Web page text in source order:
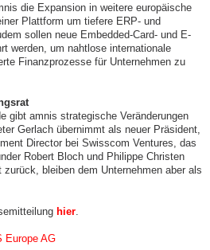
die Expansion in weitere europäische
Plattform um tiefere ERP- und
sollen neue Embedded-Card- und E-
werden, um nahtlose internationale
Finanzprozesse für Unternehmen zu
gibt amnis strategische Veränderungen
Gerlach übernimmt als neuer Präsident,
Director bei Swisscom Ventures, das
Robert Bloch und Philippe Christen
bleiben dem Unternehmen aber als
hier
Europe AG